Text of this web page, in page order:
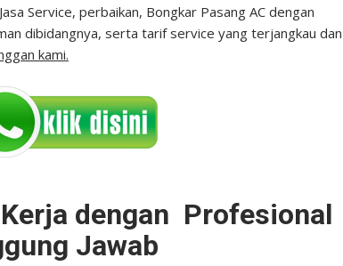
Service, perbaikan, Bongkar Pasang AC dengan
dibidangnya, serta tarif service yang terjangkau dan
kami.
dengan Profesional
Jawab